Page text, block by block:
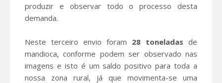
produzir e observar todo o processo desta
demanda.
Neste terceiro envio foram 28 toneladas de
mandioca, conforme podem ser observado nas
imagens e isto é um saldo positivo para toda a
nossa zona rural, já que movimenta-se uma